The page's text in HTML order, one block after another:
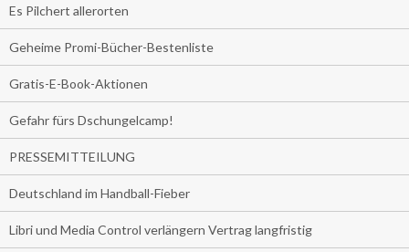
Es Pilchert allerorten
Geheime Promi-Bücher-Bestenliste
Gratis-E-Book-Aktionen
Gefahr fürs Dschungelcamp!
PRESSEMITTEILUNG
Deutschland im Handball-Fieber
Libri und Media Control verlängern Vertrag langfristig